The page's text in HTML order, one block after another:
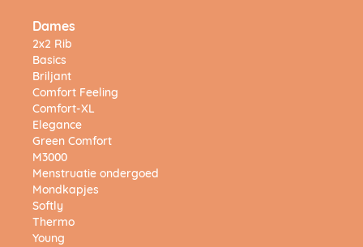
Dames
2x2 Rib
Basics
Briljant
Comfort Feeling
Comfort-XL
Elegance
Green Comfort
M3000
Menstruatie ondergoed
Mondkapjes
Softly
Thermo
Young